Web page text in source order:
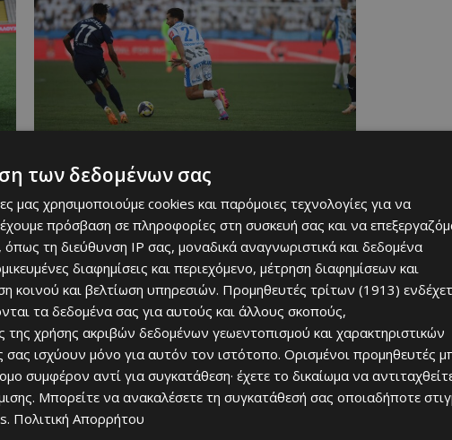
«Η στήριξή σας ήταν απίστευτη και θα
θέλαμε πολύ να σας χαρίσουμε αυτό το
τρόπαιο»
Afentiko - 31/05/2026
Απόλλων
των δεδομένων σας
μας χρησιμοποιούμε cookies και παρόμοιες τεχνολογίες για να
πρόσβαση σε πληροφορίες στη συσκευή σας και να
τη διεύθυνση IP σας, μοναδικά αναγνωριστικά και δεδομένα
διαφημίσεις και περιεχόμενο, μέτρηση διαφημίσεων και
κοινού και βελτίωση υπηρεσιών. Προμηθευτές τρίτων (1913)
τα δεδομένα σας για αυτούς και άλλους σκοπούς,
της χρήσης ακριβών δεδομένων γεωεντοπισμού και χαρακτηριστικών
σας ισχύουν μόνο για αυτόν τον ιστότοπο. Ορισμένοι προμηθευτές
συμφέρον αντί για συγκατάθεση· έχετε το δικαίωμα να
. Μπορείτε να ανακαλέσετε τη συγκατάθεσή σας οποιαδήποτε
. Πολιτική Απορρήτου